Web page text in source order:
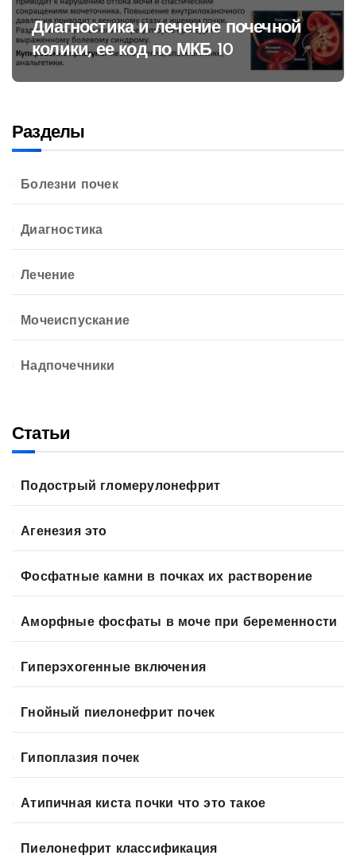
Диагностика и лечение почечной
колики, ее код по МКБ 10
Разделы
Болезни почек
Диагностика
Лечение
Мочеиспускание
Надпочечники
Статьи
Подострый гломерулонефрит
Агенезия это
Фосфатные камни в почках их растворение
Аморфные фосфаты в моче при беременности
Гиперэхогенные включения
Гнойный пиелонефрит почек
Гипоплазия почек
Атипичная киста почки что это такое
Пиелонефрит классификация